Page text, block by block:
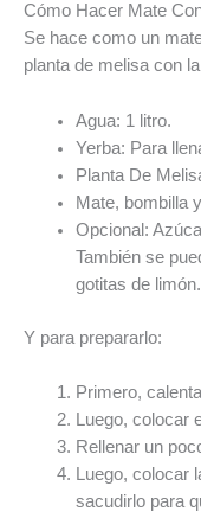
Cómo Hacer Mate
Se hace como un
planta de melisa con
Agua: 1 litro.
Yerba: Para
Planta De
Mate, bombilla
Opcional:
También se
gotitas de limón.
Y para prepararlo:
Primero,
Luego, colocar
Rellenar un
Luego,
sacudirlo para